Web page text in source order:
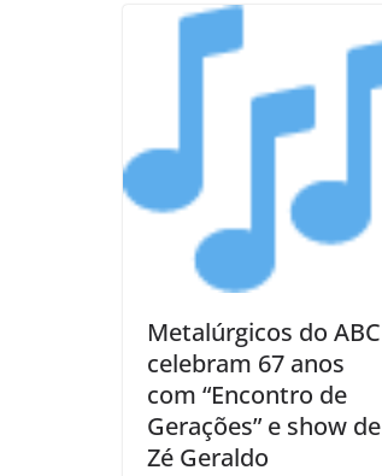
Metalúrgicos do ABC
celebram 67 anos
com “Encontro de
Gerações” e show de
Zé Geraldo